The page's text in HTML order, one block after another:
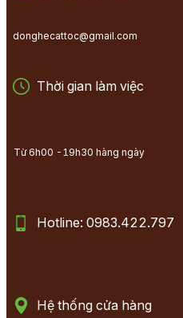
donghecattoc@gmail.com
Thời gian làm việc
Từ 6h00 -19h30 hàng ngày
Hotline: 0983.422.797
Hệ thống cửa hàng